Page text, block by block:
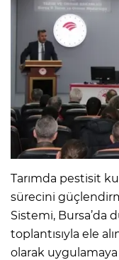
Tarımda pestisit
sürecini
Sistemi, Bursa’da
toplantısıyla ele
olarak uygulamaya